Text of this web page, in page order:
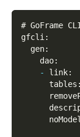
# GoFrame
gfcli :
  gen
:
    dao
:
-
link:
      tables
: